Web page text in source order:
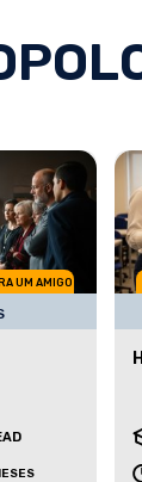
UM AMIGO